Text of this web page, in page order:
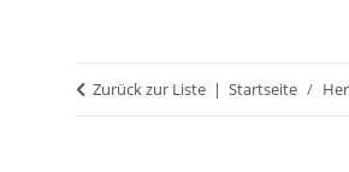
Zurück zur Liste Startseite